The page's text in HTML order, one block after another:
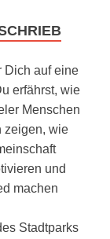
Dich auf eine
erfährst, wie
Menschen
zeigen, wie
und
machen
Stadtparks